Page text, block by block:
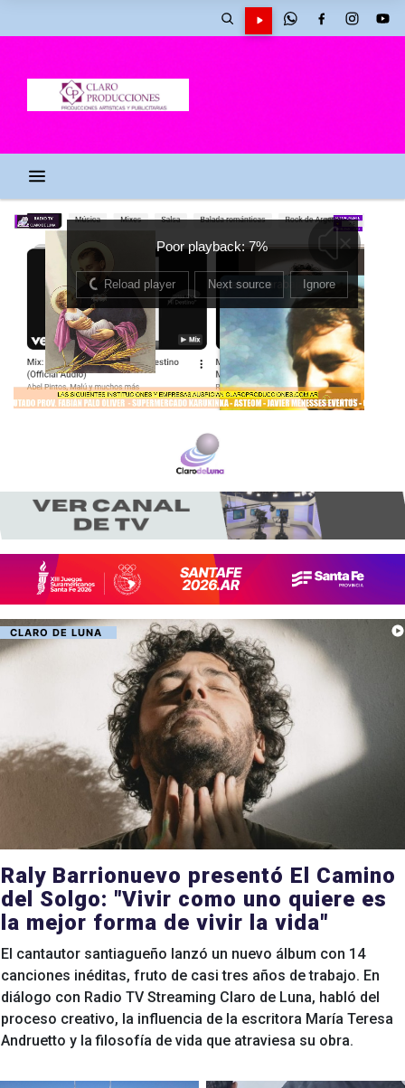
CLARO DE LUNA
Raly Barrionuevo presentó El Camino
del Solgo: "Vivir como uno quiere es
la mejor forma de vivir la vida"
El cantautor santiagueño lanzó un nuevo álbum con 14
canciones inéditas, fruto de casi tres años de trabajo. En
diálogo con Radio TV Streaming Claro de Luna, habló del
proceso creativo, la influencia de la escritora María Teresa
Andruetto y la filosofía de vida que atraviesa su obra.